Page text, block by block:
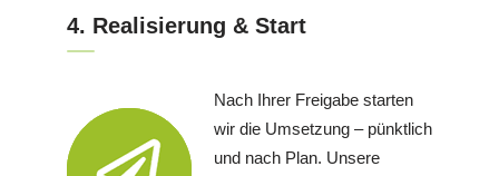
4. Realisierung & Start
Nach Ihrer Freigabe starten
wir die Umsetzung – pünktlich
und nach Plan. Unsere